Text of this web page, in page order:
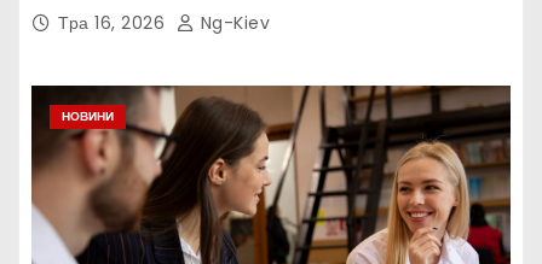
Тра 16, 2026 Ng-Kiev
НОВИНИ